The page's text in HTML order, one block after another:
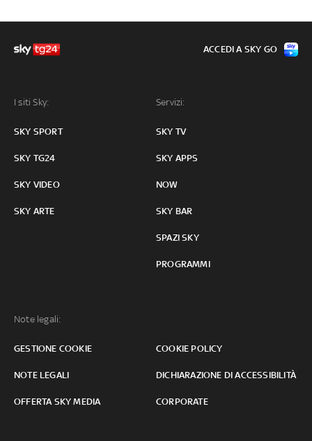
I siti Sky:
SKY SPORT
SKY TG24
SKY VIDEO
SKY ARTE
Servizi:
SKY TV
SKY APPS
NOW
SKY BAR
SPAZI SKY
PROGRAMMI
Note legali:
GESTIONE COOKIE COOKIE POLICY
NOTE LEGALI DICHIARAZIONE DI ACCESSIBILITÀ
OFFERTA SKY MEDIA CORPORATE
ACCEDI A SKY GO